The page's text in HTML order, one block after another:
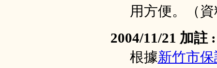
用方便。（
2004/11/21 加註 :
根據新竹市